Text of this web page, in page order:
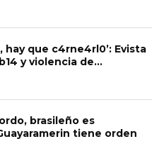
hay que c4rne4rl0’: Evista
y violencia de...
brasileño es
tiene orden